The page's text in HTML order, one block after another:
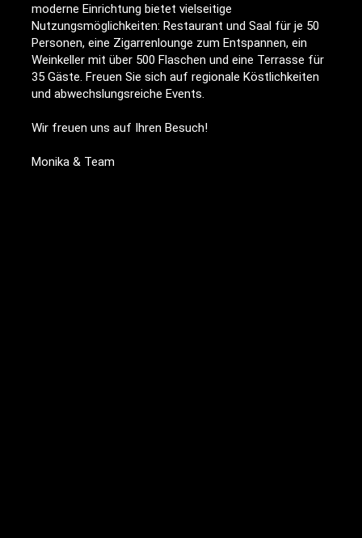
moderne Einrichtung bietet vielseitige
Nutzungsmöglichkeiten: Restaurant und Saal für je 50
Personen, eine Zigarrenlounge zum Entspannen, ein
Weinkeller mit über 500 Flaschen und eine Terrasse für
35 Gäste. Freuen Sie sich auf regionale Köstlichkeiten
und abwechslungsreiche Events.
Wir freuen uns auf Ihren Besuch!
Monika & Team